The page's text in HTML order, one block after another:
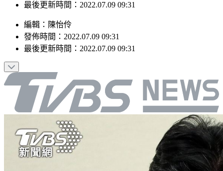
最後更新時間：2022.07.09 09:31
編輯 ： 陳怡伶
發佈時間： 2022.07.09 09:31
最後更新時間： 2022.07.09 09:31